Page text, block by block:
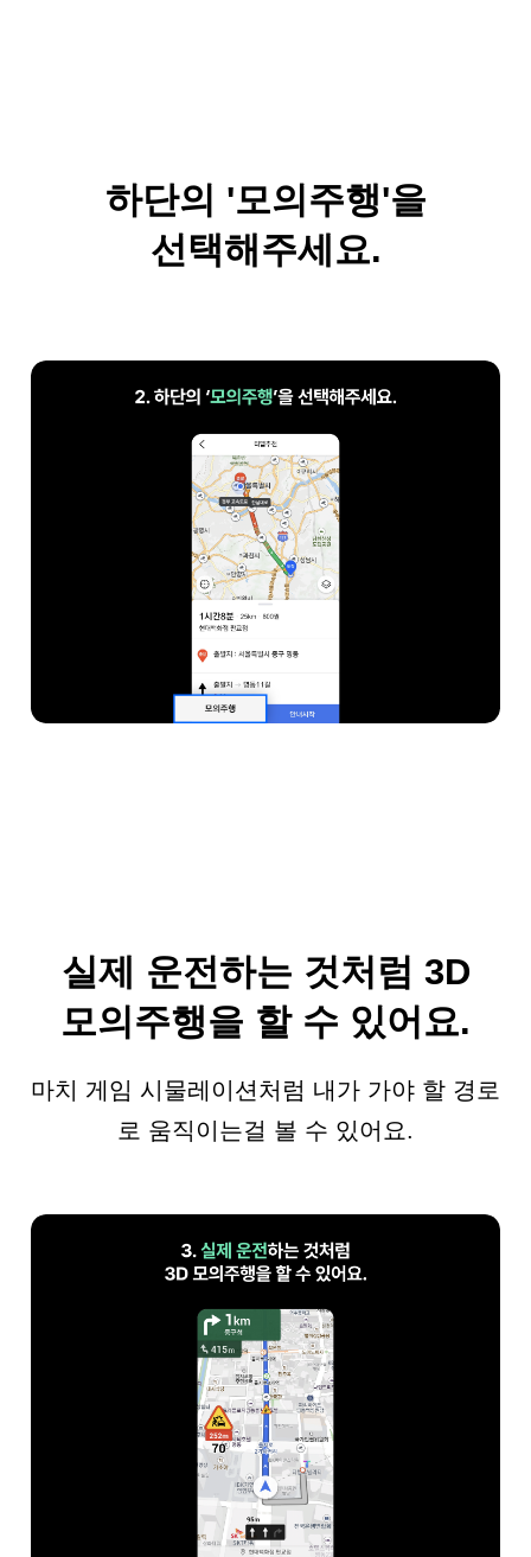
하단의 '모의주행'을
선택해주세요.
실제 운전하는 것처럼 3D
모의주행을 할 수 있어요.
마치 게임 시물레이션처럼 내가 가야 할 경로
로 움직이는걸 볼 수 있어요.